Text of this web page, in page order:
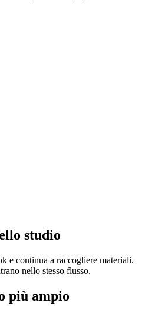
studio
e continua a raccogliere materiali.
nello stesso flusso.
più ampio